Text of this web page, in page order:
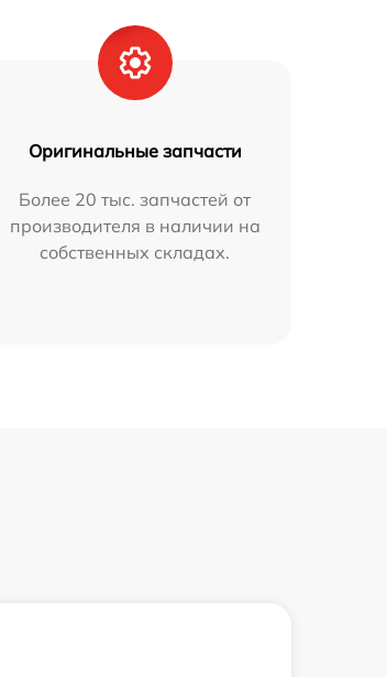
Оригинальные запчасти
Более 20 тыс. запчастей от
производителя в наличии на
собственных складах.